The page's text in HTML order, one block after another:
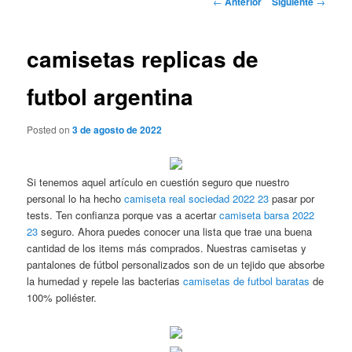
camisetas replicas de
futbol argentina
Posted on3 de agosto de 2022
Si tenemos aquel artículo en cuestión seguro que nuestro
personal lo ha hechocamiseta real sociedad 2022 23 pasar por
tests. Ten confianza porque vas a acertarcamiseta barsa 2022
23 seguro. Ahora puedes conocer una lista que trae una buena
cantidad de los items más comprados. Nuestras camisetas y
pantalones de fútbol personalizados son de un tejido que absorbe
la humedad y repele las bacteriascamisetas de futbol baratas de
100% poliéster.